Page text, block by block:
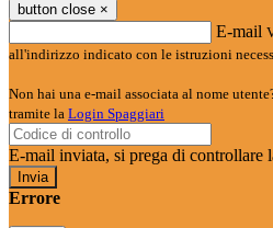
button close ×
E-mail
all'indirizzo indicato con le istruzioni
Non hai una e-mail associata al nome
tramite la Login Spaggiari
E-mail inviata, si prega di controllare
Errore